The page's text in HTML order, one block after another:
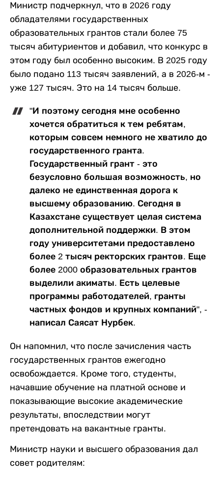
Министр подчеркнул, что в 2026 году
обладателями государственных
образовательных грантов стали более 75
тысяч абитуриентов и добавил, что конкурс в
этом году был особенно высоким. В 2025 году
было подано 113 тысяч заявлений, а в 2026-м -
уже 127 тысяч. Это на 14 тысяч больше.
"И поэтому сегодня мне особенно
хочется обратиться к тем ребятам,
которым совсем немного не хватило до
государственного гранта.
Государственный грант - это
безусловно большая возможность, но
далеко не единственная дорога к
высшему образованию. Сегодня в
Казахстане существует целая система
дополнительной поддержки. В этом
году университетами предоставлено
более 2 тысяч ректорских грантов. Еще
более 2000 образовательных грантов
выделили акиматы. Есть целевые
программы работодателей, гранты
частных фондов и крупных компаний", -
написал Саясат Нурбек.
Он напомнил, что после зачисления часть
государственных грантов ежегодно
освобождается. Кроме того, студенты,
начавшие обучение на платной основе и
показывающие высокие академические
результаты, впоследствии могут
претендовать на вакантные гранты.
Министр науки и высшего образования дал
совет родителям: